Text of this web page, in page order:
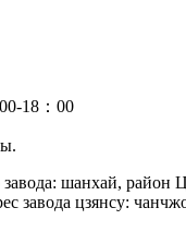
18：00
шанхай, район
завода цзянсу: